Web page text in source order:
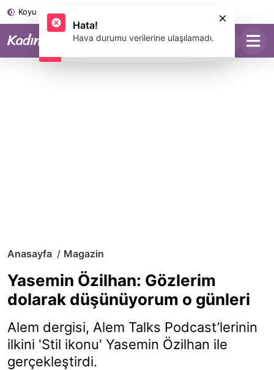
Koyu Mod
Anasayfa Magazin
Yasemin Özilhan: Gözlerim
dolarak düşünüyorum o günleri
Alem dergisi, Alem Talks Podcast’lerinin
ilkini 'Stil ikonu' Yasemin Özilhan ile
gerçekleştirdi.